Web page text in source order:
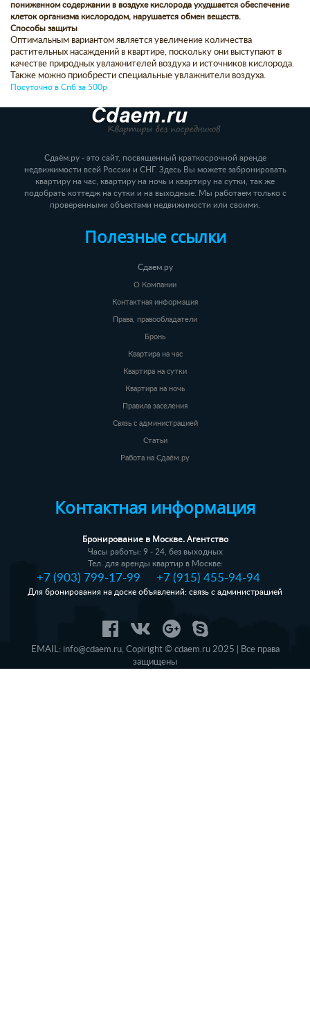
пониженном содержании в воздухе кислорода ухудшается обеспечение
клеток организма кислородом, нарушается обмен веществ.
Способы защиты
Оптимальным вариантом является увеличение количества
растительных насаждений в квартире, поскольку они выступают в
качестве природных увлажнителей воздуха и источников кислорода.
Также можно приобрести специальные увлажнители воздуха.
Посуточно в Спб за 500р
Сдаём.ру - это сайт, посвященный краткосрочной аренде
недвижимости всей России и СНГ. Здесь Вы можете забронировать
квартиру на час, квартиру на ночь и квартиру на сутки, так же
подобрать коттедж на сутки и на выходные. Мы работаем только с
проверенными объектами недвижимости или своими.
Полезные ссылки
Сдаем.ру
О Компании
Контактная информация
Права, правообладатели
Бронь
Квартира на час
Квартира на сутки
Квартира на ночь
Правила заселения
Связь с администрацией
Статьи
Работа на Сдаём.ру
Контактная информация
Бронирование в Москве. Агентство
Часы работы: 9 - 24, без выходных
Тел. для аренды квартир в Москве:
+7 (903) 799-17-99 +7 (915) 455-94-94
Для бронирования на доске объявлений: связь с администрацией
EMAIL: info@cdaem.ru, Copiright © cdaem.ru 2025 | Все права
защищены